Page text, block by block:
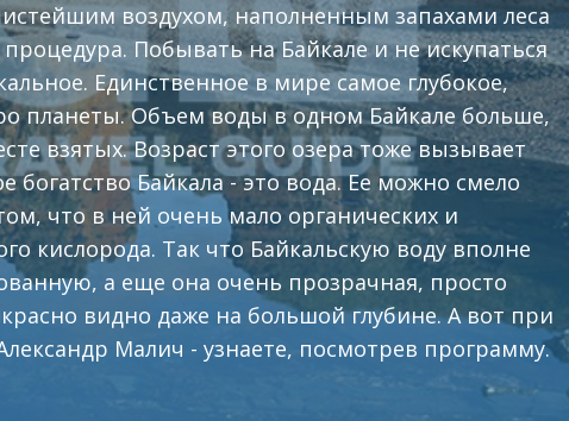
воздухом, наполненным запахами леса
Побывать на Байкале и не искупаться
Единственное в мире самое глубокое,
планеты. Объем воды в одном Байкале больше,
взятых. Возраст этого озера тоже вызывает
богатство Байкала - это вода. Ее можно смело
что в ней очень мало органических и
кислорода. Так что Байкальскую воду вполне
а еще она очень прозрачная, просто
видно даже на большой глубине. А вот при
Малич - узнаете, посмотрев программу.